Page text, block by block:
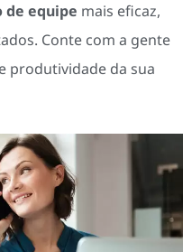
de equipe mais eficaz,
Conte com a gente
produtividade da sua